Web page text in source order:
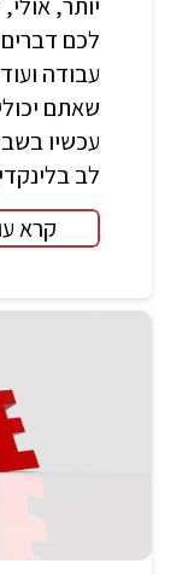
לכם
שאתם
עכשיו
לב
קרא